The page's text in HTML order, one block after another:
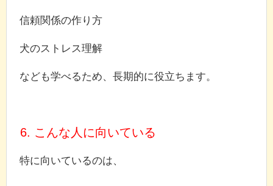
信頼関係の作り方
犬のストレス理解
なども学べるため、長期的に役立ちます。
6. こんな人に向いている
特に向いているのは、